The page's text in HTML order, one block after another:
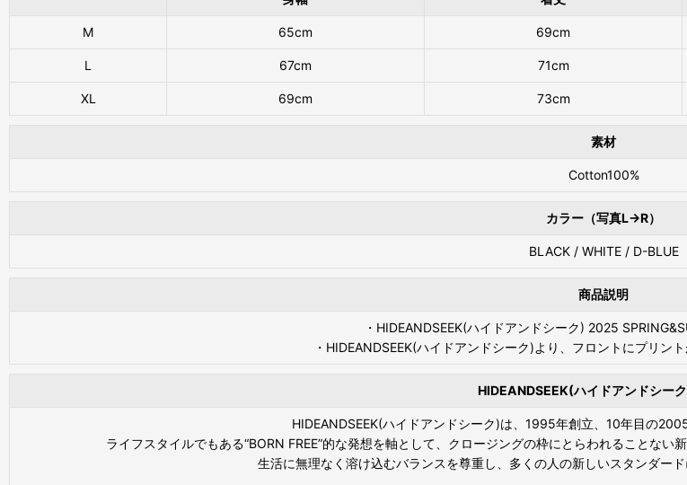
M 65cm 69cm
L 67cm 71cm
XL 69cm 73cm
素材
Cotton100%
カラー（写真L→R）
BLACK / WHITE / D-BLUE
商品説明
・HIDEANDSEEK(ハイドアンドシーク) 2025
・HIDEANDSEEK(ハイドアンドシーク)より、フロントにプリン
HIDEANDSEEK(ハイドアンドシー
HIDEANDSEEK(ハイドアンドシーク)は、1995年創立、10年目の
ライフスタイルでもある“BORN FREE”的な発想を軸として、クロージングの枠にとらわれることない
生活に無理なく溶け込むバランスを尊重し、多くの人の新しいスタンダー